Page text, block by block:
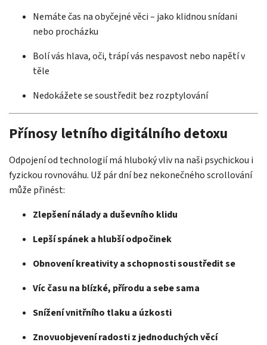
Nemáte čas na obyčejné věci – jako klidnou snídani
nebo procházku
Bolí vás hlava, oči, trápí vás nespavost nebo napětí v
těle
Nedokážete se soustředit bez rozptylování
Přínosy letního digitálního detoxu
Odpojení od technologií má hluboký vliv na naši psychickou i
fyzickou rovnováhu. Už pár dní bez nekonečného scrollování
může přinést:
Zlepšení nálady a duševního klidu
Lepší spánek a hlubší odpočinek
Obnovení kreativity a schopnosti soustředit se
Víc času na blízké, přírodu a sebe sama
Snížení vnitřního tlaku a úzkosti
Znovuobjevení radosti z jednoduchých věcí